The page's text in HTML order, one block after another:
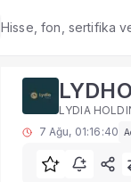
Hisse, fon, sertifika
Şirket Detay
KAP Haberleri
LYDHO KAP
Sık Sorulan
LYDHO kap
LYDHO
LYDIA
7 Ağu, 01:16:40